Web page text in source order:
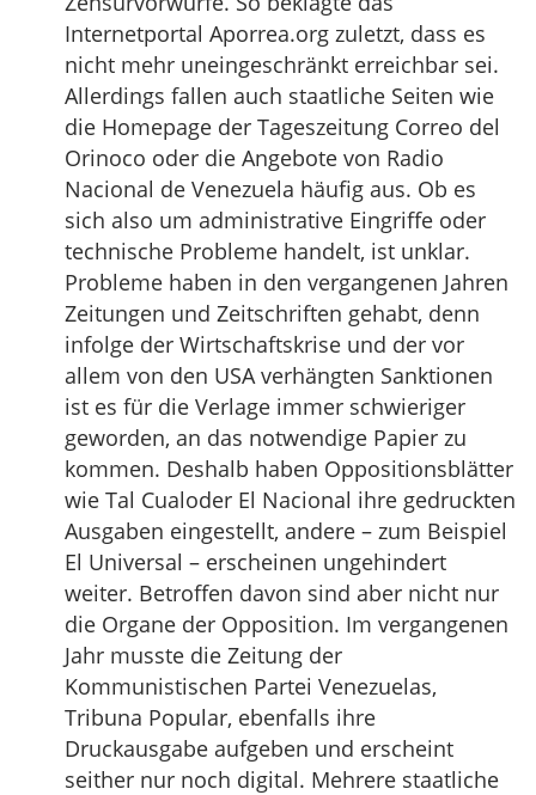
Internetportal Aporrea.org zuletzt, dass es
nicht mehr uneingeschränkt erreichbar sei.
Allerdings fallen auch staatliche Seiten wie
die Homepage der Tageszeitung Correo del
Orinoco oder die Angebote von Radio
Nacional de Venezuela häufig aus. Ob es
sich also um administrative Eingriffe oder
technische Probleme handelt, ist unklar.
Probleme haben in den vergangenen Jahren
Zeitungen und Zeitschriften gehabt, denn
infolge der Wirtschaftskrise und der vor
allem von den USA verhängten Sanktionen
ist es für die Verlage immer schwieriger
geworden, an das notwendige Papier zu
kommen. Deshalb haben Oppositionsblätter
wie Tal Cualoder El Nacional ihre gedruckten
Ausgaben eingestellt, andere – zum Beispiel
El Universal – erscheinen ungehindert
weiter. Betroffen davon sind aber nicht nur
die Organe der Opposition. Im vergangenen
Jahr musste die Zeitung der
Kommunistischen Partei Venezuelas,
Tribuna Popular, ebenfalls ihre
Druckausgabe aufgeben und erscheint
seither nur noch digital. Mehrere staatliche